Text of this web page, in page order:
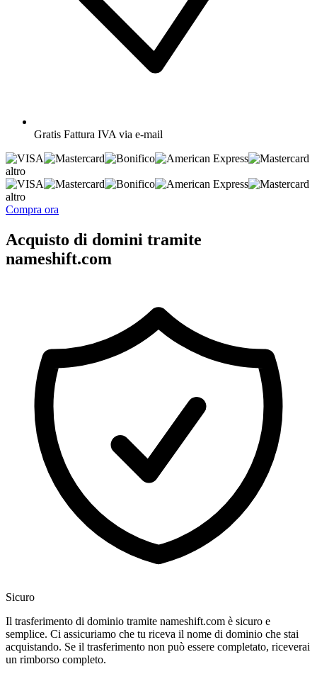
Gratis Fattura IVA via e-mail
altro
altro
Compra ora
Acquisto di domini tramite
nameshift.com
Sicuro
Il trasferimento di dominio tramite nameshift.com è sicuro e
semplice. Ci assicuriamo che tu riceva il nome di dominio che stai
acquistando. Se il trasferimento non può essere completato, riceverai
un rimborso completo.